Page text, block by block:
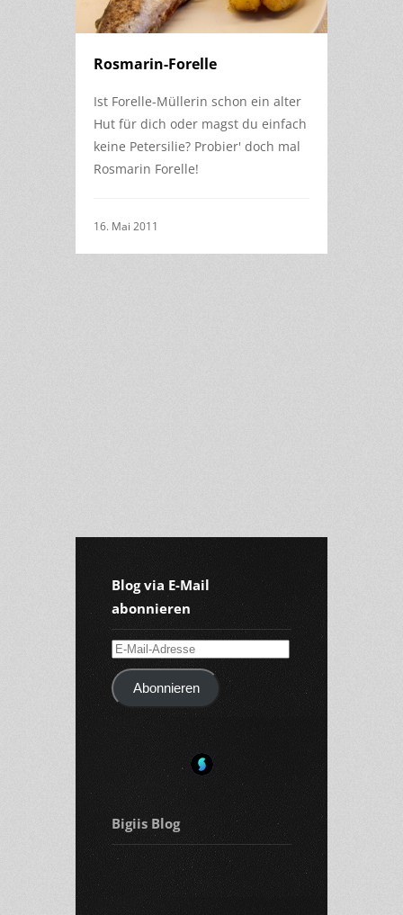
Rosmarin-Forelle
Ist Forelle-Müllerin schon ein alter
Hut für dich oder magst du einfach
keine Petersilie? Probier' doch mal
Rosmarin Forelle!
16. Mai 2011
Blog via E-Mail
abonnieren
E-
Mail-
AdresseAbonnieren
Bigiis Blog